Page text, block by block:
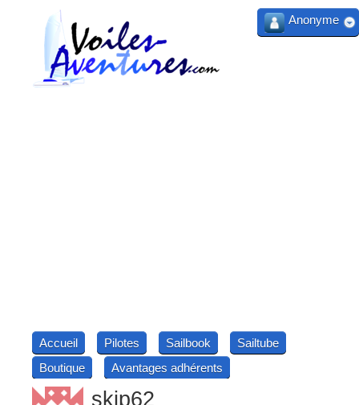
Accueil Pilotes Sailbook
Sailtube
Boutique
Avantages adhérents
skip62
Anonyme